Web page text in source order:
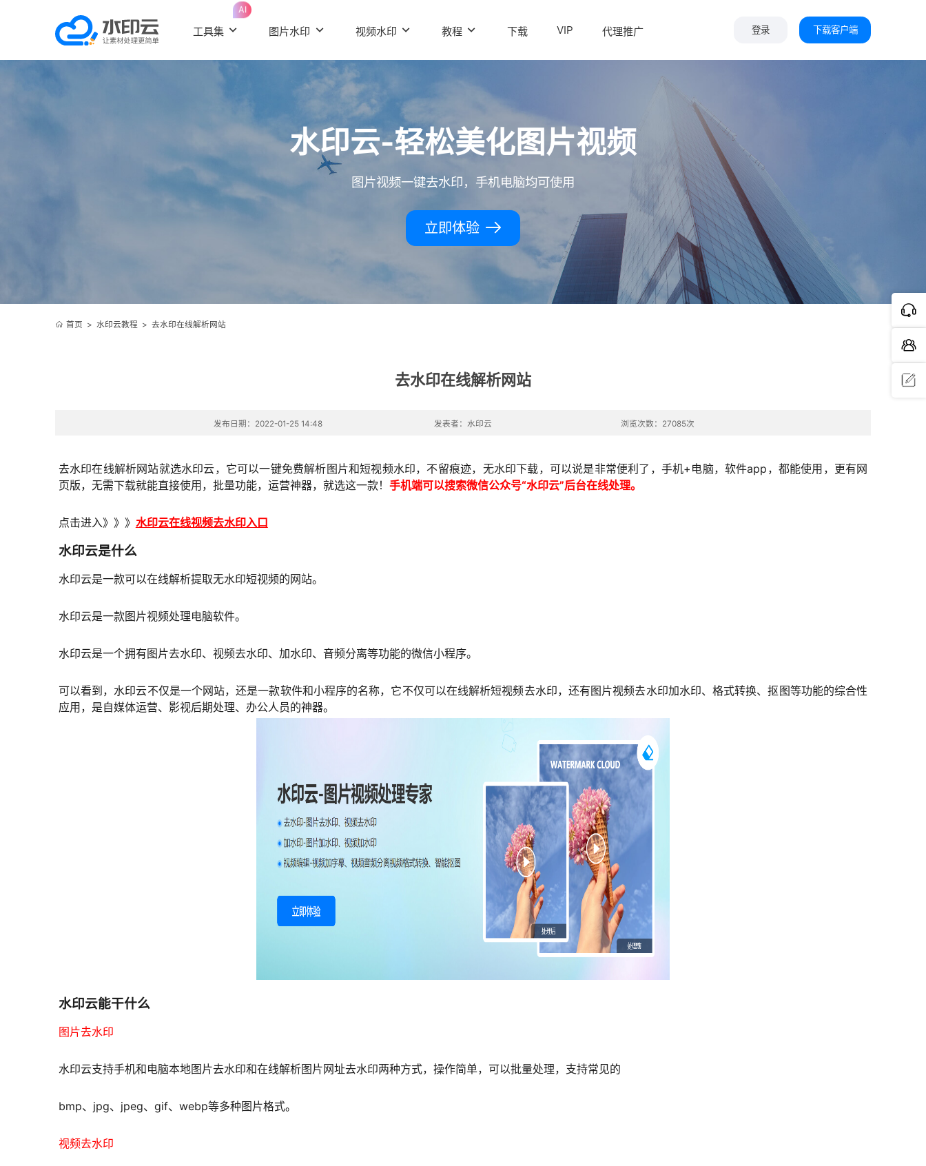
工具集
AI
图片水印 视频水印 教程 下载 VIP 代理推广 登录 下载客户端
水印云-轻松美化图片视频
图片视频一键去水印，手机电脑均可使用
立即体验
首页 > 水印云教程 > 去水印在线解析网站
去水印在线解析网站
发布日期：2022-01-25 14:48 发表者：水印云 浏览次数：27085次
去水印在线解析网站就选水印云，它可以一键免费解析图片和短视频水印，不留痕迹，无水印下载，可以说是非常便利了，手机+电脑，软件app，都能使用，更有网
页版，无需下载就能直接使用，批量功能，运营神器，就选这一款！ 手机端可以搜索微信公众号“水印云”后台在线处理。
点击进入》》》 水印云在线视频去水印入口
水印云是什么
水印云是一款可以在线解析提取无水印短视频的网站。
水印云是一款图片视频处理电脑软件。
水印云是一个拥有图片去水印、视频去水印、加水印、音频分离等功能的微信小程序。
可以看到，水印云不仅是一个网站，还是一款软件和小程序的名称，它不仅可以在线解析短视频去水印，还有图片视频去水印加水印、格式转换、抠图等功能的综合性
应用，是自媒体运营、影视后期处理、办公人员的神器。
水印云能干什么
图片去水印
水印云支持手机和电脑本地图片去水印和在线解析图片网址去水印两种方式，操作简单，可以批量处理，支持常见的
bmp、jpg、jpeg、gif、webp等多种图片格式。
视频去水印